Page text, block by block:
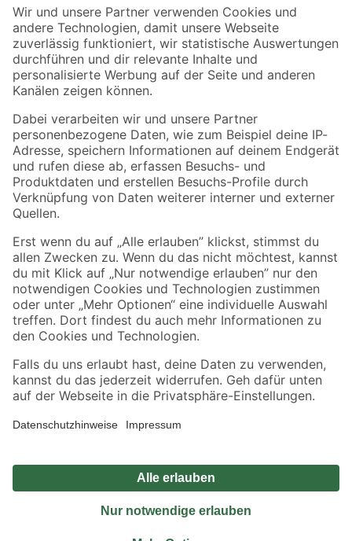
Der toom Newsletter: Keine Angebote und Aktionen mehr verpassen!
Zur Newsletter Anmeldung
Folge uns
Zahlungsarten Versandarten
Sicher einkaufen
Jetzt die toom-App herunterladen
Alle Preisangaben in EUR inkl. gesetzl. MwSt.. Die dargestellten Angebote sind unter
Umständen nicht in allen Märkten verfügbar. Die angegebenen Verfügbarkeiten beziehen
Produkte nur solange der Vorrat reicht.
*Paketversand ab 59 € versandkostenfrei, gilt nicht für Artikel mit Speditionsversand, hier
Privatsphäre Impressum
Nutzungsbedingungen
Widerrufsrecht
Vertrag widerrufen